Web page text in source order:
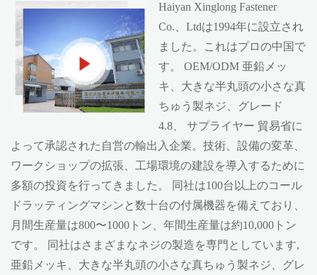
Haiyan Xinglong Fastener
Co.、Ltdは1994年に設立され
ました。これはプロの中国で
す。 OEM/ODM 亜鉛メッ
キ、大きな半丸頭の小さな真
ちゅう製ネジ、グレード
4.8、 サプライヤー 貿易省に
よって承認された自営の輸出入企業。技術、設備の変革、
ワークショップの拡張、工場環境の建設を導入するために
多額の投資を行ってきました。 同社は100台以上のコール
ドラッティングマシンと数十台の付属機器を備えており、
月間生産量は800〜1000トン、年間生産量は約10,000トン
です。 同社はさまざまなネジの製造を専門としています,
亜鉛メッキ、大きな半丸頭の小さな真ちゅう製ネジ、グレ